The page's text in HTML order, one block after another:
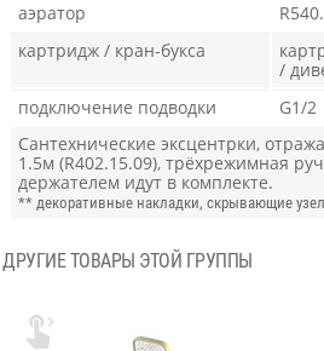
аэратор
картридж / кран-букса
/
подключение подводки
G1/2
Сантехнические эксцентрки,
1.5м (R402.15.09), трёхрежимная
держателем идут в комплекте.
** декоративные накладки, скрывающие
ДРУГИЕ ТОВАРЫ ЭТОЙ ГРУППЫ
